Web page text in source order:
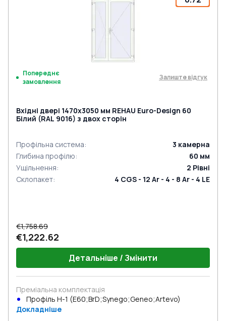
Попереднє
замовлення
Залиште відгук
Вхідні двері 1470x3050 мм REHAU Euro-Design 60
Білий (RAL 9016) з двох сторін
Профільна система: 3 камерна
Глибина профілю: 60 мм
Ущільнення: 2 Рівні
Склопакет: 4 CGS - 12 Ar - 4 - 8 Ar - 4 LE
€1,758.69
€1,222.62
Детальніше / Змінити
Преміальна комплектація
Профіль Н-1 (E60;BrD;Synego;Geneo;Artevo)
Докладніше